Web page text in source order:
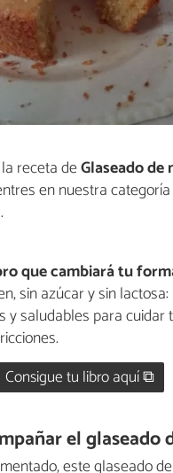
receta deGlaseado de
en nuestra
.
que cambiará tu
sin azúcar y sin
y saludables para cuidar
Consigue tu libro aquí ⧉
el glaseado
este glaseado